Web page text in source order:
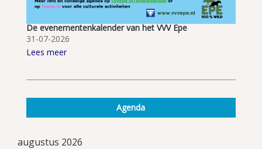
De evenementenkalender van het VVV Epe
31-07-2026
Lees meer
Agenda
augustus 2026